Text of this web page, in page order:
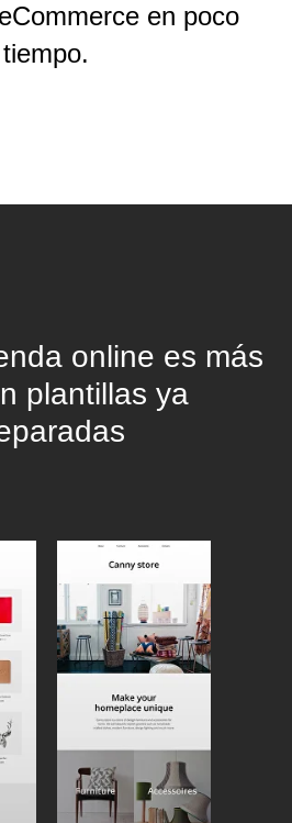
en poco
tiempo.
online es más
plantillas ya